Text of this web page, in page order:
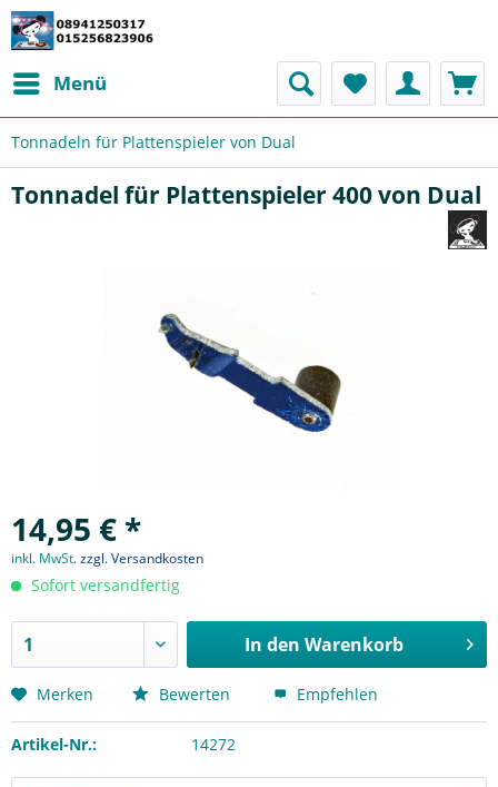
Menü
Tonnadeln für Plattenspieler von Dual
Tonnadel für Plattenspieler 400 von Dual
14,95 € *
inkl. MwSt.zzgl. Versandkosten
Sofort versandfertig
In den Warenkorb
Merken Bewerten Empfehlen
Artikel-Nr.: 14272